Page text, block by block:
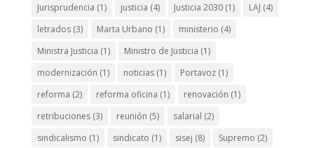
Jurisprudencia (1) justicia (4) Justicia 2030(1) LAJ (4)
letrados(3) Marta Urbano (1) ministerio (4)
Ministra Justicia (1) Ministro de Justicia (1)
modernización (1) noticias(1) Portavoz(1)
reforma (2) reforma oficina (1) renovación (1)
retribuciones(3) reunión (5) salarial (2)
sindicalismo (1) sindicato (1) sisej (8) Supremo (2)